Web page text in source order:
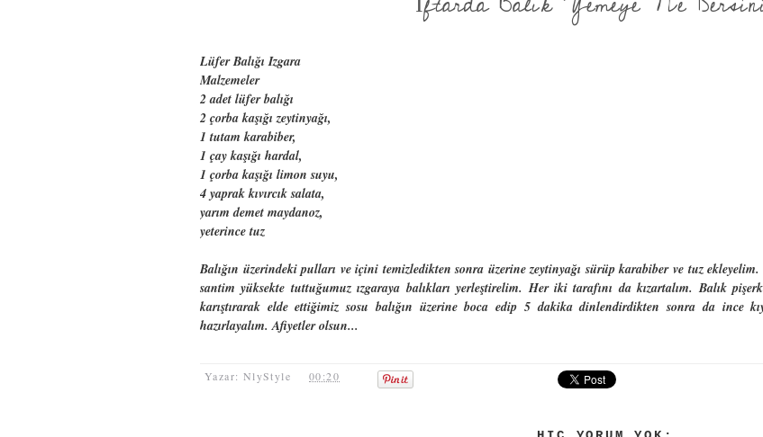
Lüfer Balığı Izgara
Malzemeler
2 adet lüfer balığı
2 çorba kaşığı zeytinyağı,
1 tutam karabiber,
1 çay kaşığı hardal,
1 çorba kaşığı limon suyu,
4 yaprak kıvırcık salata,
yarım demet maydanoz,
yeterince tuz
Balığın üzerindeki pulları ve içini temizledikten sonra üzerine zeytinyağı sürüp karabiber ve tuz
santim yüksekte tuttuğumuz ızgaraya balıkları yerleştirelim. Her iki tarafını da kızartalım. Balık
karıştırarak elde ettiğimiz sosu balığın üzerine boca edip 5 dakika dinlendirdikten sonra da ince
hazırlayalım. Afiyetler olsun...
Yazar: NlyStyle 00:20